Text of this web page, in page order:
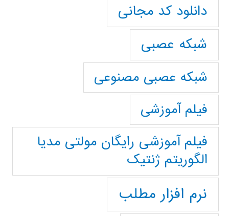
دانلود کد مجانی
شبکه عصبی
شبکه عصبی مصنوعی
فیلم آموزشی
فیلم آموزشی رایگان مولتی مدیا
الگوریتم ژنتیک
نرم افزار مطلب